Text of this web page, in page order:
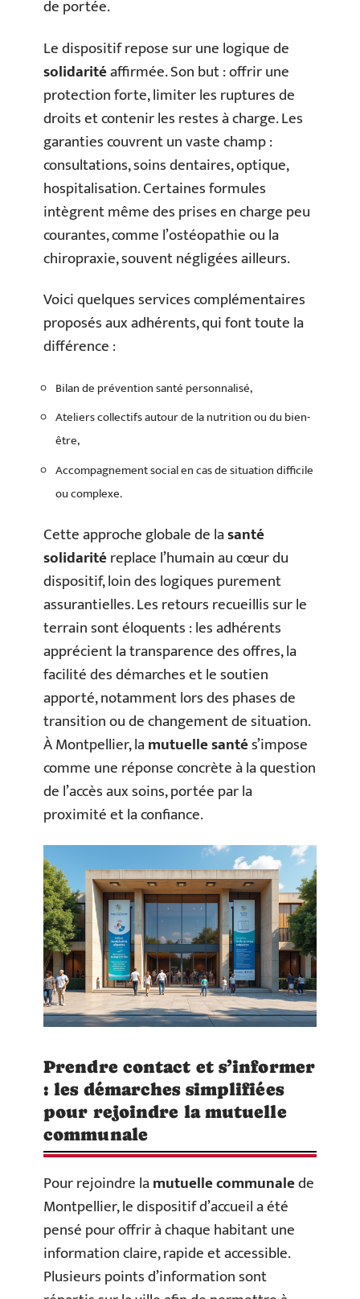
de portée.
Le dispositif repose sur une logique de
solidaritéaffirmée. Son but : offrir une
protection forte, limiter les ruptures de
droits et contenir les restes à charge. Les
garanties couvrent un vaste champ :
consultations, soins dentaires, optique,
hospitalisation. Certaines formules
intègrent même des prises en charge peu
courantes, comme l’ostéopathie ou la
chiropraxie, souvent négligées ailleurs.
Voici quelques services complémentaires
proposés aux adhérents, qui font toute la
différence :
Bilan de prévention santé personnalisé,
Ateliers collectifs autour de la nutrition ou du bien-
être,
Accompagnement social en cas de situation difficile
ou complexe.
Cette approche globale de lasanté
solidaritéreplace l’humain au cœur du
dispositif, loin des logiques purement
assurantielles. Les retours recueillis sur le
terrain sont éloquents : les adhérents
apprécient la transparence des offres, la
facilité des démarches et le soutien
apporté, notamment lors des phases de
transition ou de changement de situation.
À Montpellier, lamutuelle santés’impose
comme une réponse concrète à la question
de l’accès aux soins, portée par la
proximité et la confiance.
Prendre contact et s’informer
: les démarches simplifiées
pour rejoindre la mutuelle
communale
Pour rejoindre lamutuelle communalede
Montpellier, le dispositif d’accueil a été
pensé pour offrir à chaque habitant une
information claire, rapide et accessible.
Plusieurs points d’information sont